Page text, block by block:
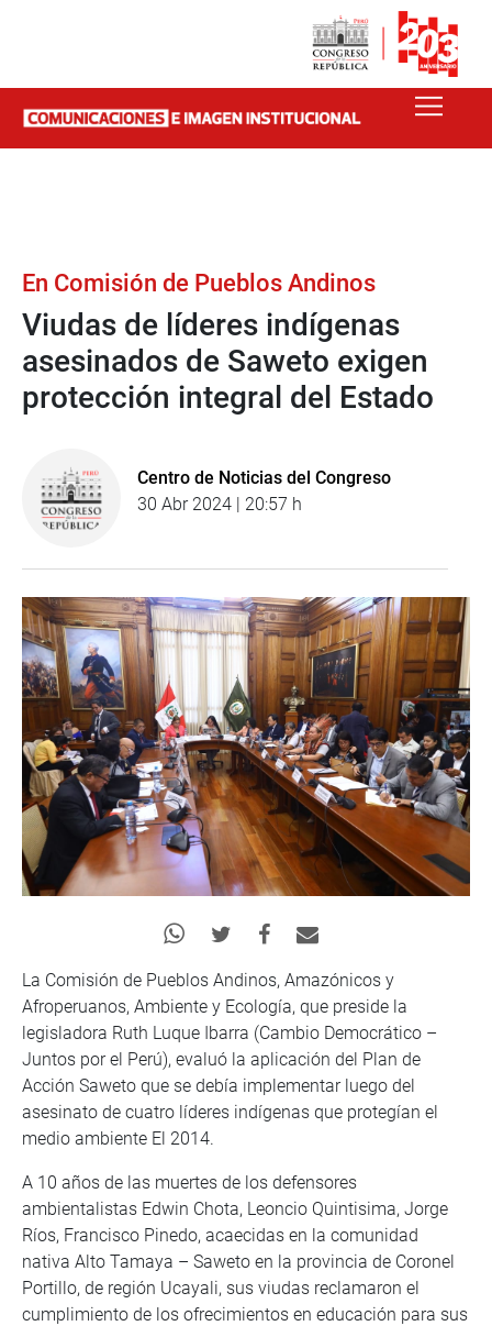
En Comisión de Pueblos Andinos
Viudas de líderes indígenas
asesinados de Saweto exigen
protección integral del Estado
Centro de Noticias del Congreso
30 Abr 2024 | 20:57 h
La Comisión de Pueblos Andinos, Amazónicos y
Afroperuanos, Ambiente y Ecología, que preside la
legisladora Ruth Luque Ibarra (Cambio Democrático –
Juntos por el Perú), evaluó la aplicación del Plan de
Acción Saweto que se debía implementar luego del
asesinato de cuatro líderes indígenas que protegían el
medio ambiente El 2014.
A 10 años de las muertes de los defensores
ambientalistas Edwin Chota, Leoncio Quintisima, Jorge
Ríos, Francisco Pinedo, acaecidas en la comunidad
nativa Alto Tamaya – Saweto en la provincia de Coronel
Portillo, de región Ucayali, sus viudas reclamaron el
cumplimiento de los ofrecimientos en educación para sus